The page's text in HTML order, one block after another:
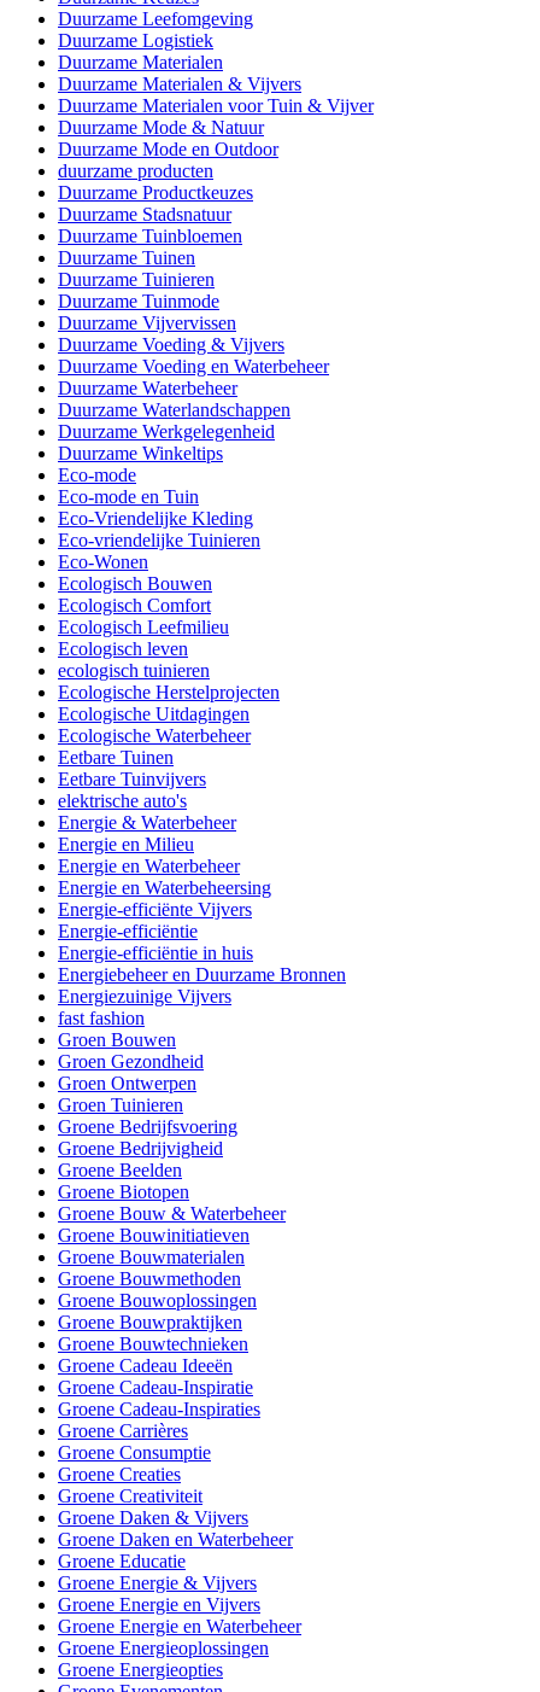
Duurzame Leefomgeving
Duurzame Logistiek
Duurzame Materialen
Duurzame Materialen & Vijvers
Duurzame Materialen voor Tuin & Vijver
Duurzame Mode & Natuur
Duurzame Mode en Outdoor
duurzame producten
Duurzame Productkeuzes
Duurzame Stadsnatuur
Duurzame Tuinbloemen
Duurzame Tuinen
Duurzame Tuinieren
Duurzame Tuinmode
Duurzame Vijvervissen
Duurzame Voeding & Vijvers
Duurzame Voeding en Waterbeheer
Duurzame Waterbeheer
Duurzame Waterlandschappen
Duurzame Werkgelegenheid
Duurzame Winkeltips
Eco-mode
Eco-mode en Tuin
Eco-Vriendelijke Kleding
Eco-vriendelijke Tuinieren
Eco-Wonen
Ecologisch Bouwen
Ecologisch Comfort
Ecologisch Leefmilieu
Ecologisch leven
ecologisch tuinieren
Ecologische Herstelprojecten
Ecologische Uitdagingen
Ecologische Waterbeheer
Eetbare Tuinen
Eetbare Tuinvijvers
elektrische auto's
Energie & Waterbeheer
Energie en Milieu
Energie en Waterbeheer
Energie en Waterbeheersing
Energie-efficiënte Vijvers
Energie-efficiëntie
Energie-efficiëntie in huis
Energiebeheer en Duurzame Bronnen
Energiezuinige Vijvers
fast fashion
Groen Bouwen
Groen Gezondheid
Groen Ontwerpen
Groen Tuinieren
Groene Bedrijfsvoering
Groene Bedrijvigheid
Groene Beelden
Groene Biotopen
Groene Bouw & Waterbeheer
Groene Bouwinitiatieven
Groene Bouwmaterialen
Groene Bouwmethoden
Groene Bouwoplossingen
Groene Bouwpraktijken
Groene Bouwtechnieken
Groene Cadeau Ideeën
Groene Cadeau-Inspiratie
Groene Cadeau-Inspiraties
Groene Carrières
Groene Consumptie
Groene Creaties
Groene Creativiteit
Groene Daken & Vijvers
Groene Daken en Waterbeheer
Groene Educatie
Groene Energie & Vijvers
Groene Energie en Vijvers
Groene Energie en Waterbeheer
Groene Energieoplossingen
Groene Energieopties